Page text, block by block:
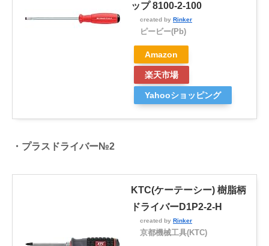
ップ 8100-2-100
created by Rinker
ピービー(Pb)
Amazon
楽天市場
Yahooショッピング
・プラスドライバー№2
KTC(ケーテーシー) 樹脂柄
ドライバーD1P2-2-H
created by Rinker
京都機械工具(KTC)